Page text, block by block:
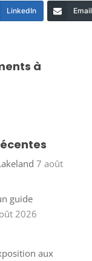
LinkedIn Email
à
7 août
guide
2026
aux